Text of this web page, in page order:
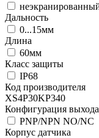
Дальность
0...15мм
Длина
60мм
Класс защиты
IP68
Код производителя
XS4P30KP340
Конфигурация выхода
PNP/NPN NO/NC
Корпус датчика